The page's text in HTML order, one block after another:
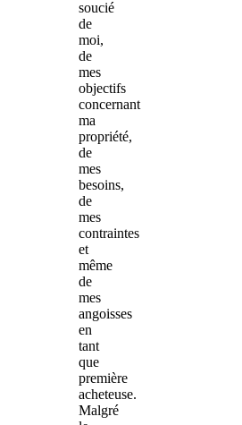
soucié
de
moi,
de
mes
objectifs
concernant
ma
propriété,
de
mes
besoins,
de
mes
contraintes
et
même
de
mes
angoisses
en
tant
que
première
acheteuse.
Malgré